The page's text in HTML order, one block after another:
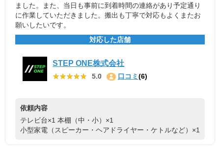
ました。また、当日も事前に到着時間の連絡があり予定通り
に作業していただきました。搬出も丁寧で対応もよくまたお
願いしたいです。
対応した店舗
STEP ONE株式会社
★★★★★
★★★★★ 5.0 口コミ (6)
依頼内容
テレビ台×1 本棚（中・小）×1
小型家電（スピーカー・ヘアドライヤー・ケトルなど）×1